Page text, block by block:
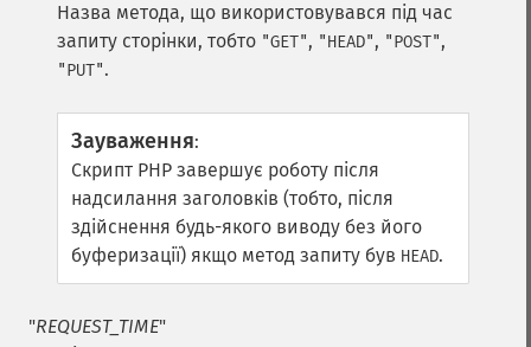
Назва метода, що використовувався під час
запиту сторінки, тобто "GET", "HEAD", "POST",
"PUT".
Зауваження:
Скрипт PHP завершує роботу після
надсилання заголовків (тобто, після
здійснення будь-якого виводу без його
буферизації) якщо метод запиту був HEAD.
"REQUEST_TIME"